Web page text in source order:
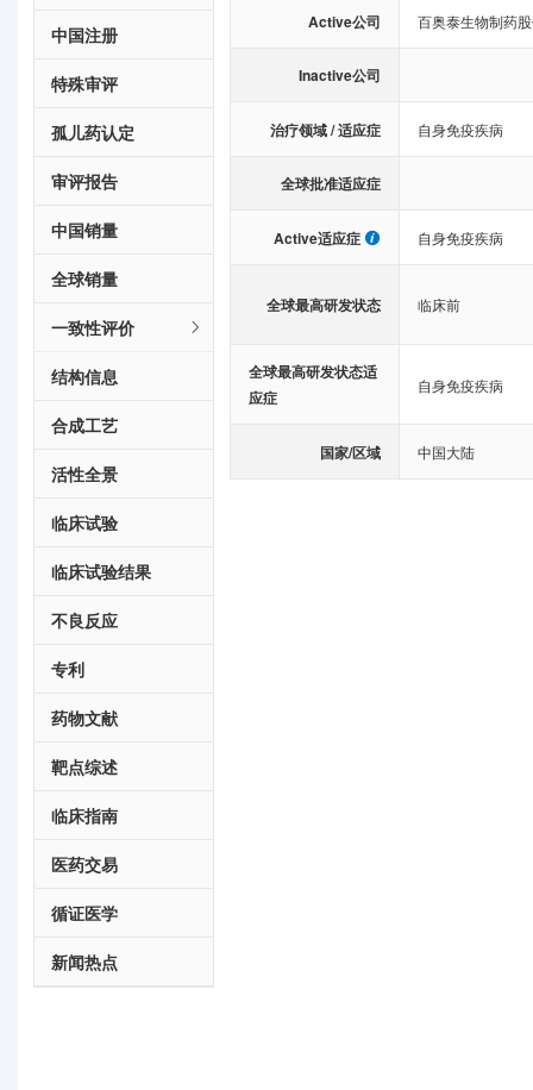
中国注册
特殊审评
孤儿药认定
审评报告
中国销量
全球销量
一致性评价
结构信息
合成工艺
活性全景
临床试验
临床试验结果
不良反应
专利
药物文献
靶点综述
临床指南
医药交易
循证医学
新闻热点
Active公司 百奥泰生物制药
Inactive公司
治疗领域 / 适应症 自身免疫疾病
全球批准适应症
Active适应症 自身免疫疾病
全球最高研发状态 临床前
全球最高研发状态适
应症
自身免疫疾病
国家/区域 中国大陆